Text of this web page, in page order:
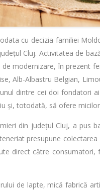
cu decizia familiei
Cluj. Activitatea de
modernizare, în prezent
Alb-Albastru Belgian,
dintre cei doi fondatori
și, totodată, să ofere
din județul Cluj, a pus
presupune
direct către
de lapte, mică fabrică